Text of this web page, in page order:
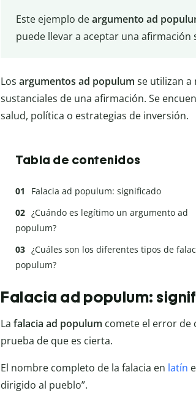
Este ejemplo deargumento ad
puede llevar a aceptar una afirmación
Los argumentos ad populum se utilizan a
sustanciales de una afirmación. Se
salud, política o estrategias de inversión.
Tabla de contenidos
Falacia ad populum: significado
¿Cuándo es legítimo un argumento ad
populum?
¿Cuáles son los diferentes tipos de
populum?
Falacia ad populum:
La falacia ad populum comete el error de
prueba de que es cierta.
El nombre completo de la falacia en latín
dirigido al pueblo”.